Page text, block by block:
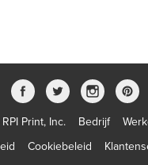
Print, Inc. Bedrijf
Cookiebeleid